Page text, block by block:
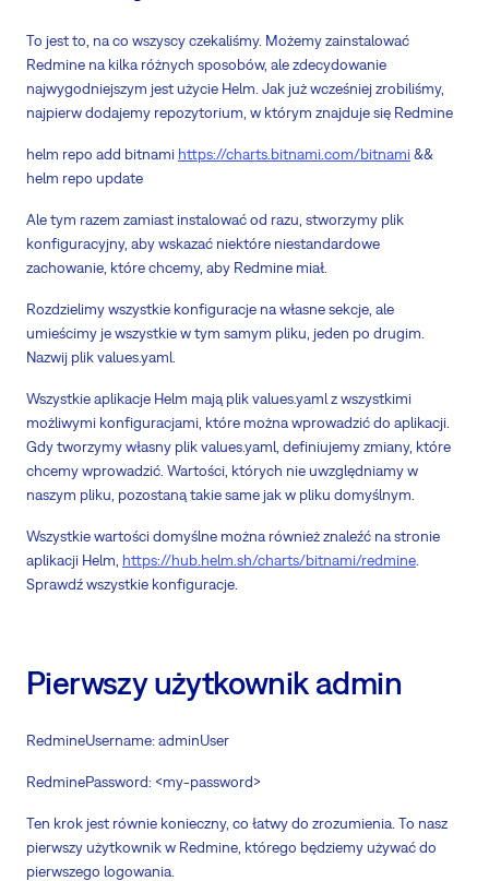
To jest to, na co wszyscy czekaliśmy. Możemy zainstalować
Redmine na kilka różnych sposobów, ale zdecydowanie
najwygodniejszym jest użycie Helm. Jak już wcześniej zrobiliśmy,
najpierw dodajemy repozytorium, w którym znajduje się Redmine
helm repo add bitnami https://charts.bitnami.com/bitnami&&
helm repo update
Ale tym razem zamiast instalować od razu, stworzymy plik
konfiguracyjny, aby wskazać niektóre niestandardowe
zachowanie, które chcemy, aby Redmine miał.
Rozdzielimy wszystkie konfiguracje na własne sekcje, ale
umieścimy je wszystkie w tym samym pliku, jeden po drugim.
Nazwij plik values.yaml.
Wszystkie aplikacje Helm mają plik values.yaml z wszystkimi
możliwymi konfiguracjami, które można wprowadzić do aplikacji.
Gdy tworzymy własny plik values.yaml, definiujemy zmiany, które
chcemy wprowadzić. Wartości, których nie uwzględniamy w
naszym pliku, pozostaną takie same jak w pliku domyślnym.
Wszystkie wartości domyślne można również znaleźć na stronie
aplikacji Helm, https://hub.helm.sh/charts/bitnami/redmine
Sprawdź wszystkie konfiguracje.
Pierwszy użytkownik admin
RedmineUsername: adminUser
RedminePassword: <my-password>
Ten krok jest równie konieczny, co łatwy do zrozumienia. To nasz
pierwszy użytkownik w Redmine, którego będziemy używać do
pierwszego logowania.